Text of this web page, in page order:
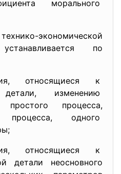
морального
экономической
по
относящиеся к
изменению
простого процесса,
одного
относящиеся к
детали неосновного